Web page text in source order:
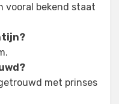
vooral bekend staat
met prinses